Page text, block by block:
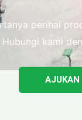
perihal
Hubungi kami
AJUKAN